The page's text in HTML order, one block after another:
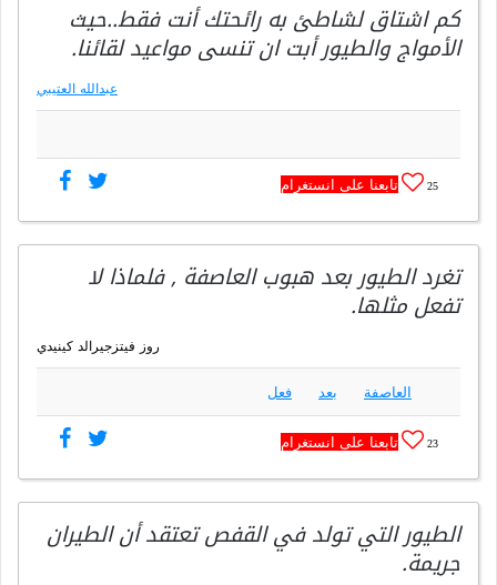
كم اشتاق لشاطئ به رائحتك أنت فقط..حيث
الأمواج والطيور أبت ان تنسى مواعيد لقائنا.
عبدالله العتيبي
25 تابعنا على انستغرام
تغرد الطيور بعد هبوب العاصفة , فلماذا لا
تفعل مثلها.
روز فيتزجيرالد كينيدي
العاصفة بعد فعل
23 تابعنا على انستغرام
الطيور التي تولد في القفص تعتقد أن الطيران
جريمة.